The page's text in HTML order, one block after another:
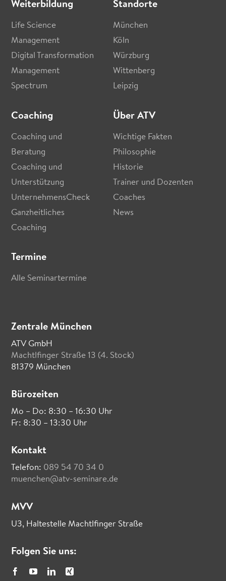
Weiterbildung
Life Science
Management
Digital Transformation
Management
Spectrum
Coaching
Coaching und
Beratung
Coaching und
Unterstützung
UnternehmensCheck
Ganzheitliches
Coaching
Termine
Alle Seminartermine
Standorte
München
Köln
Würzburg
Wittenberg
Leipzig
Über ATV
Wichtige Fakten
Philosophie
Historie
Trainer und Dozenten
Coaches
News
Zentrale München
ATV GmbH
Machtlfinger Straße 13 (4. Stock)
81379 München
Bürozeiten
Mo – Do: 8:30 – 16:30 Uhr
Fr: 8:30 – 13:30 Uhr
Kontakt
Telefon: 089 54 70 34 0
muenchen@atv-seminare.de
MVV
U3, Haltestelle Machtlfinger Straße
Folgen Sie uns: